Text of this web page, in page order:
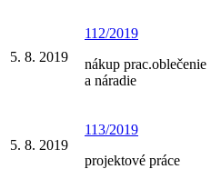
5. 8. 2019
112/2019
nákup prac.oblečenie
a náradie
5. 8. 2019
113/2019
projektové práce